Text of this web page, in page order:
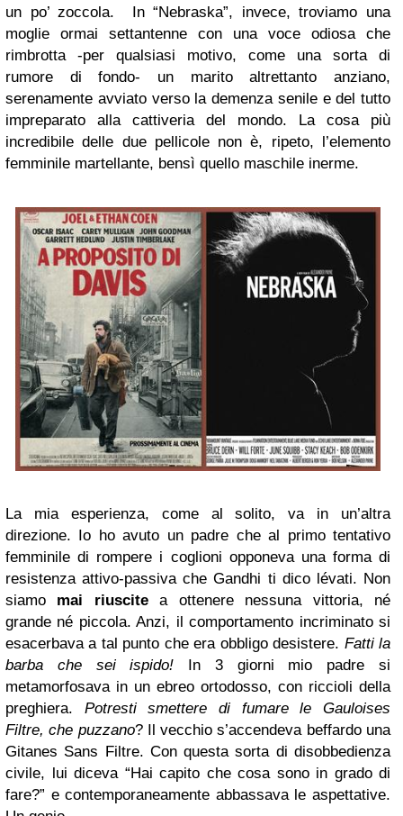
un po’ zoccola. In “Nebraska”, invece, troviamo una
moglie ormai settantenne con una voce odiosa che
rimbrotta -per qualsiasi motivo, come una sorta di
rumore di fondo- un marito altrettanto anziano,
serenamente avviato verso la demenza senile e del tutto
impreparato alla cattiveria del mondo. La cosa più
incredibile delle due pellicole non è, ripeto, l’elemento
femminile martellante, bensì quello maschile inerme.
La mia esperienza, come al solito, va in un’altra
direzione. Io ho avuto un padre che al primo tentativo
femminile di rompere i coglioni opponeva una forma di
resistenza attivo-passiva che Gandhi ti dico lévati. Non
siamo mai riuscitea ottenere nessuna vittoria, né
grande né piccola. Anzi, il comportamento incriminato si
esacerbava a tal punto che era obbligo desistere. Fatti la
barba che sei ispido! In 3 giorni mio padre si
metamorfosava in un ebreo ortodosso, con riccioli della
preghiera. Potresti smettere di fumare le Gauloises
Filtre, che puzzano? Il vecchio s’accendeva beffardo una
Gitanes Sans Filtre. Con questa sorta di disobbedienza
civile, lui diceva “Hai capito che cosa sono in grado di
fare?” e contemporaneamente abbassava le aspettative.